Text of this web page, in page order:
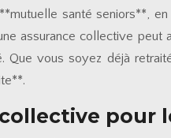
santé seniors**,
assurance collective
Que vous soyez déjà
pour